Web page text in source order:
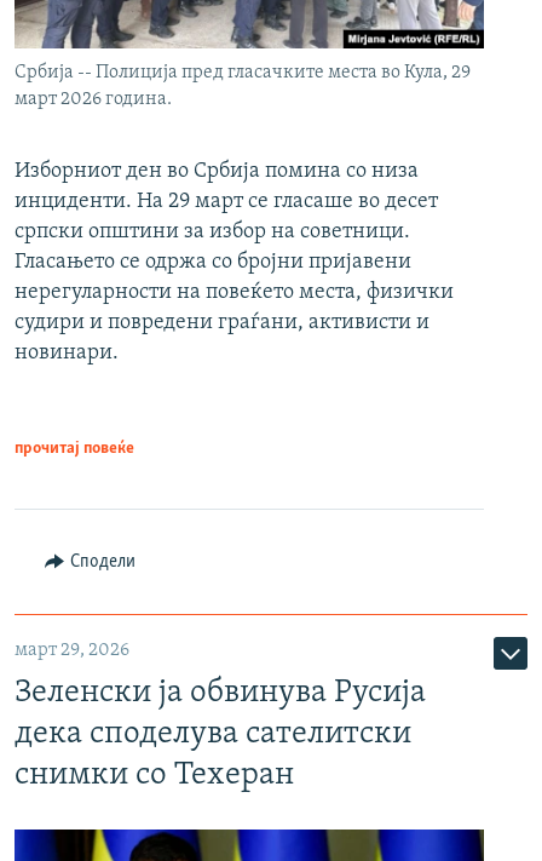
Србија -- Полиција пред гласачките места во Кула, 29
март 2026 година.
Изборниот ден во Србија помина со низа
инциденти. На 29 март се гласаше во десет
српски општини за избор на советници.
Гласањето се одржа со бројни пријавени
нерегуларности на повеќето места, физички
судири и повредени граѓани, активисти и
новинари.
прочитај повеќе
Сподели
март 29, 2026
Зеленски ја обвинува Русија
дека споделува сателитски
снимки со Техеран